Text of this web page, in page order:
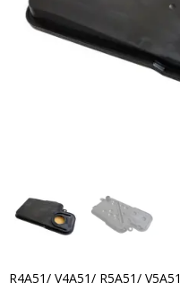
R4A51/ V4A51/ R5A51/ V5A51